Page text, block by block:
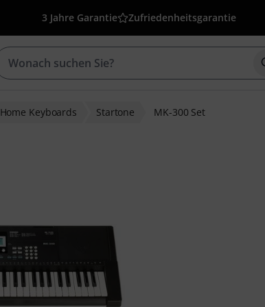
3 Jahre Garantie Zufriedenheitsgarantie
Home Keyboards Startone MK-300 Set